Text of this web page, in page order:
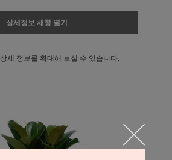
상세정보 새창 열기
상세 정보를 확대해 보실 수 있습니다.